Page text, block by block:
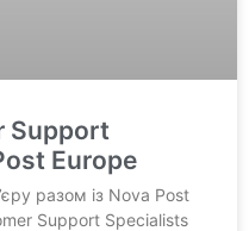
Support
Europe
разом із Nova Post
Support Specialists